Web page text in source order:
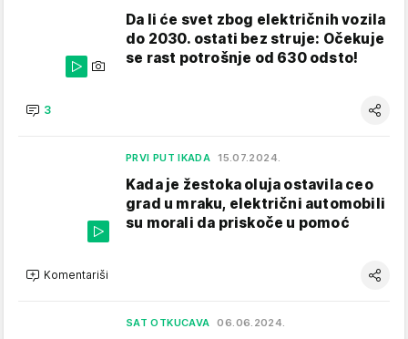
Da li će svet zbog električnih vozila
do 2030. ostati bez struje: Očekuje
se rast potrošnje od 630 odsto!
3
PRVI PUT IKADA 15.07.2024.
Kada je žestoka oluja ostavila ceo
grad u mraku, električni automobili
su morali da priskoče u pomoć
Komentariši
SAT OTKUCAVA 06.06.2024.